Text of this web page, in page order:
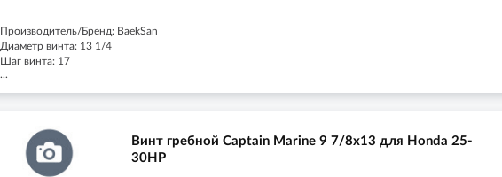
Производитель/Бренд: BaekSan
Диаметр винта: 13 1/4
Шаг винта: 17
...
Винт гребной Captain Marine 9 7/8x13 для Honda 25-
30HP